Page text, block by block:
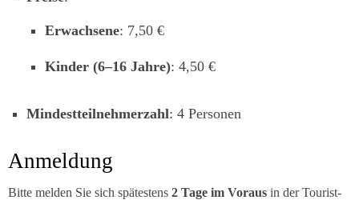
Erwachsene: 7,50 €
Kinder (6–16 Jahre): 4,50 €
Mindestteilnehmerzahl: 4 Personen
Anmeldung
Bitte melden Sie sich spätestens 2 Tage im Voraus in der Tourist-